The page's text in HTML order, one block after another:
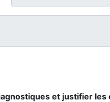
et justifier